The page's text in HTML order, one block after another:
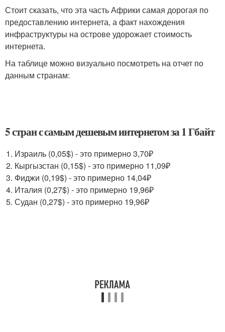
Стоит сказать, что эта часть Африки самая дорогая по
предоставлению интернета, а факт нахождения
инфраструктуры на острове удорожает стоимость
интернета.
На таблице можно визуально посмотреть на отчет по
данным странам:
5 стран с самым дешевым интернетом за 1 Гбайт
Израиль (0,05$) - это примерно 3,70₽
Кыргызстан (0,15$) - это примерно 11,09₽
Фиджи (0,19$) - это примерно 14,04₽
Италия (0,27$) - это примерно 19,96₽
Судан (0,27$) - это примерно 19,96₽